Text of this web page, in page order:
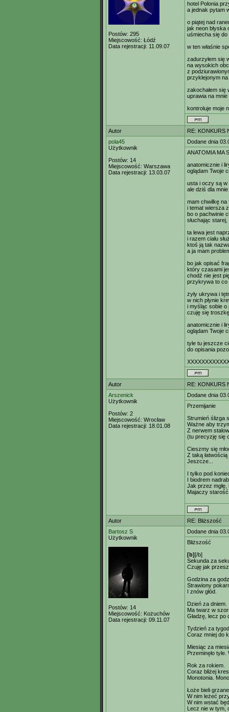
Postów: 295
Miejscowość: Łódź
Data rejestracji: 11.09.07
hotel Polonia
a jednak pytam
o piątej nad
jak neon błyska
uśmiecha się do
w ten właśnie
zadurzyłem się
na wysokich
z
przyklejonym
zakochałem się
uprawia na mnie
kontroluje moje
Autor
RE: KONKURS
pola45
Użytkownik
Postów: 14
Miejscowość: Warszawa
Data rejestracji: 13.03.07
Dodane dnia
ANATOMIA MA
anatomicznie i
oglądam Twoje
usta i oczy są w
ale dziś dla mnie
mam chwilkę na
i temat wiersza
bo o pachwinie
słuchając starej,
ta lewa jest
i razem ciału
ktoś ją tak
a ja mam
bo jak opisać
który czasami
chodź nie jest
przykrywa to co
żyły ukrywa i
w nich płynie
i myśląc sobie o
czuję się
anatomicznie i
oglądam Twoje
tyle tu jeszcze
do opisania
Autor
RE: KONKURS
Arszenick
Użytkownik
Postów: 2
Miejscowość: Wrocław
Data rejestracji: 18.01.08
Dodane dnia
Przemijanie
Strumień ślizga
Ważne aby
Z nerwem
(tu precyzję się
Cieszmy się
Z taką
Jeszcze...
I tylko pod
I biodrem
Jak przez
Majaczy
Autor
RE: Bliższość
Bartosz S
Użytkownik
Postów: 14
Miejscowość: Kożuchów
Data rejestracji: 09.11.07
Dodane dnia
Bliższość
[b][/b]
Sekunda za
Czuję jak
Godzina za
Strawiony
I znów głód.
Dzień za dniem.
Ma twarz w
Gładzę, lecz po
Tydzień za
Coraz mniej do
Miesiąc za
Przeminęło tyle.
Rok za rokiem.
Coraz bliżej
Monotonia.
Łoże bieli
W nim leżeć
W nim wstać
Lecz nie w tym,